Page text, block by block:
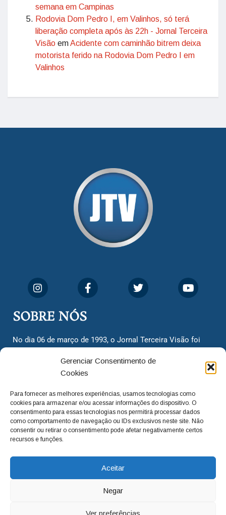
Gerenciar Consentimento de
Cookies
Para fornecer as melhores experiências, usamos tecnologias como
cookies para armazenar e/ou acessar informações do dispositivo. O
consentimento para essas tecnologias nos permitirá processar dados
como comportamento de navegação ou IDs exclusivos neste site. Não
consentir ou retirar o consentimento pode afetar negativamente certos
recursos e funções.
Aceitar
Negar
Ver preferências
semana em Campinas
Rodovia Dom Pedro I, em Valinhos, só terá
liberação completa após às 22h - Jornal Terceira
Visão emAcidente com caminhão bitrem deixa
motorista ferido na Rodovia Dom Pedro I em
Valinhos
SOBRE NÓS
No dia 06 de março de 1993, o Jornal Terceira Visão foi
cidadãos valinhenses, já que naquela época só existiam
dois jornais. Há mais de 30 anos, o jornal continua
com o foco de trazer as melhores notícias. Nunca
deixamos de lado as necessidades do cidadão, sempre
questionando os órgãos públicos em busca de melhorias
para a cidade e sempre cobrando resoluções para casos
adm@jtv.com.br
(19) 3929-6225